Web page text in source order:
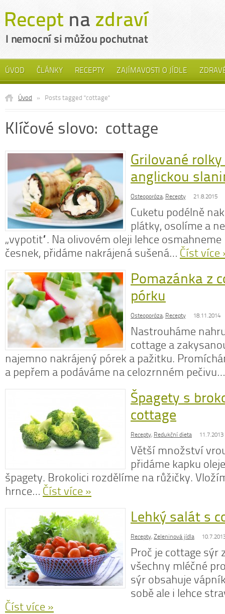
ÚVOD ČLÁNKY RECEPTY ZAJÍMAVOSTI O JÍDLE
Úvod » Posts tagged "cottage"
Klíčové slovo: cottage
Grilované
anglickou
Osteoporóza, Recepty 21.8.2015
Cuketu podélně
plátky, osolíme a
„vypotit“. Na olivovém oleji lehce
česnek, přidáme nakrájená sušená… Číst více
Pomazánka z
pórku
Osteoporóza, Recepty 18.11.2014
Nastrouháme
cottage a
najemno nakrájený pórek a pažitku.
a pepřem a podáváme na celozrnném
Špagety s
cottage
Recepty, Redukční dieta 11.7.2013
Větší množství
přidáme kapku
špagety. Brokolici rozdělíme na růžičky.
hrnce… Číst více »
Lehký salát s
Recepty, Zeleninová jídla
Proč je cottage sýr
všechny mléčné
sýr obsahuje
sobě ale i lehce
Číst více »